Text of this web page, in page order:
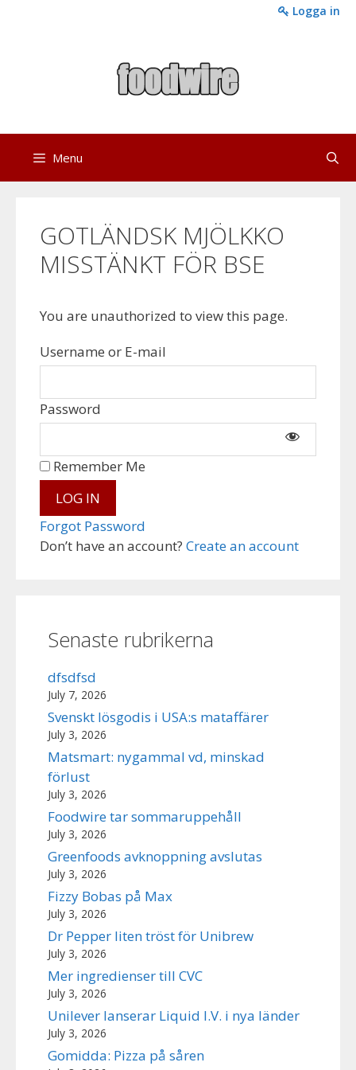
Logga in
Menu
GOTLÄNDSK MJÖLKKO
MISSTÄNKT FÖR BSE
You are unauthorized to view this page.
Username or E-mail
Password
Don’t have an account? Create an account
Remember Me
Forgot Password
Senaste rubrikerna
dfsdfsd
July 7, 2026
Svenskt lösgodis i USA:s mataffärer
July 3, 2026
Matsmart: nygammal vd, minskad
förlust
July 3, 2026
Foodwire tar sommaruppehåll
July 3, 2026
Greenfoods avknoppning avslutas
July 3, 2026
Fizzy Bobas på Max
July 3, 2026
Dr Pepper liten tröst för Unibrew
July 3, 2026
Mer ingredienser till CVC
July 3, 2026
Unilever lanserar Liquid I.V. i nya länder
July 3, 2026
Gomidda: Pizza på såren